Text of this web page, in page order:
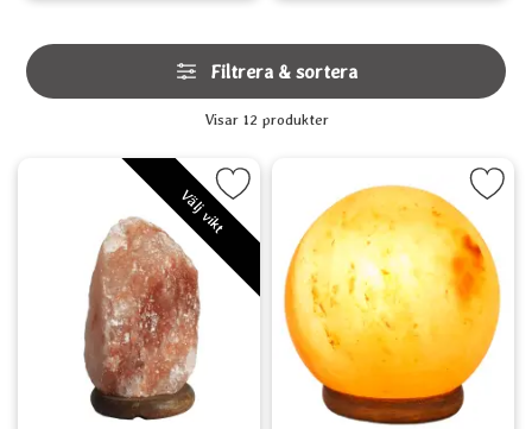
Hoppa
över
filtersektionen
Filtrera & sortera
Filtrera & sortera
Visar 12 produkter
produktlista
Välj vikt
Markera saltkristallampa, El som favorit
Markera saltkristallampa El - Feng